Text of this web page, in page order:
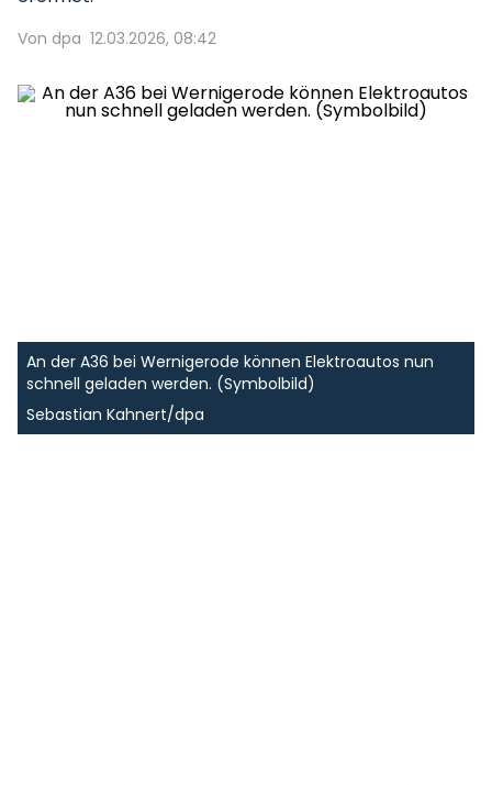
Von dpa 12.03.2026, 08:42
An der A36 bei Wernigerode können Elektroautos nun
schnell geladen werden. (Symbolbild)
Sebastian Kahnert/dpa